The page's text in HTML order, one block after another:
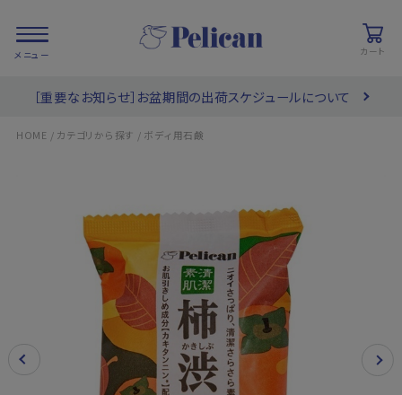
カート
PRODUCTS / 商品を探す
COLLECTIONS / ブランド一覧
［重要なお知らせ］お盆期間の出荷スケジュールについて
HOME / カテゴリから探す / ボディ用石鹸